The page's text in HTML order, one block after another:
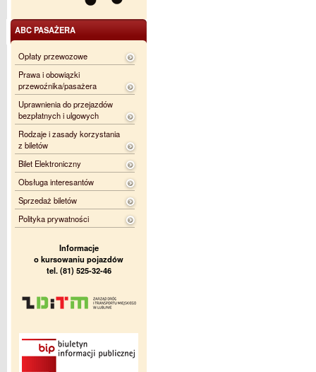
ABC PASAŻERA
Opłaty przewozowe
Prawa i obowiązki
przewoźnika/pasażera
Uprawnienia do przejazdów
bezpłatnych i ulgowych
Rodzaje i zasady korzystania
z biletów
Bilet Elektroniczny
Obsługa interesantów
Sprzedaż biletów
Polityka prywatności
Informacje
o kursowaniu pojazdów
tel. (81) 525-32-46